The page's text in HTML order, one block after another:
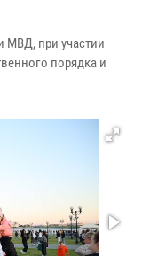
МВД, при участии
порядка и